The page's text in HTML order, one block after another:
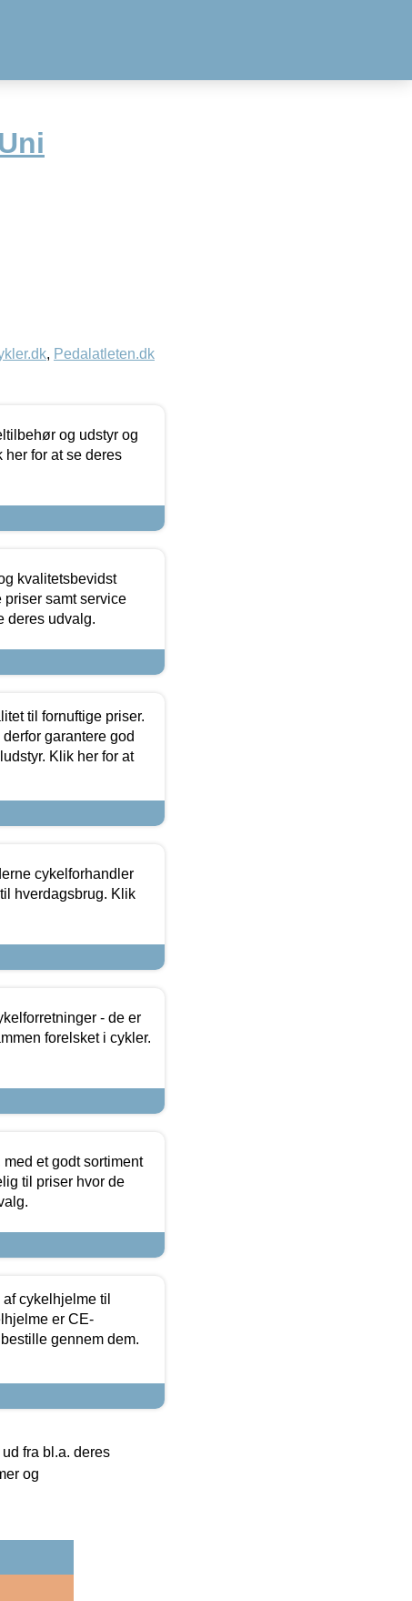
, Pedalatleten.dk
og udstyr og
her for at se deres
kvalitetsbevidst
samt service
deres udvalg.
til fornuftige priser.
garantere god
Klik her for at
cykelforhandler
hverdagsbrug. Klik
- de er
forelsket i cykler.
et godt sortiment
til priser hvor de
cykelhjelme til
er CE-
gennem dem.
fra bl.a. deres
og